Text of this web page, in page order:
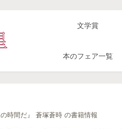
文学賞
本のフェア一覧
の時間だ』 蒼塚蒼時 の書籍情報